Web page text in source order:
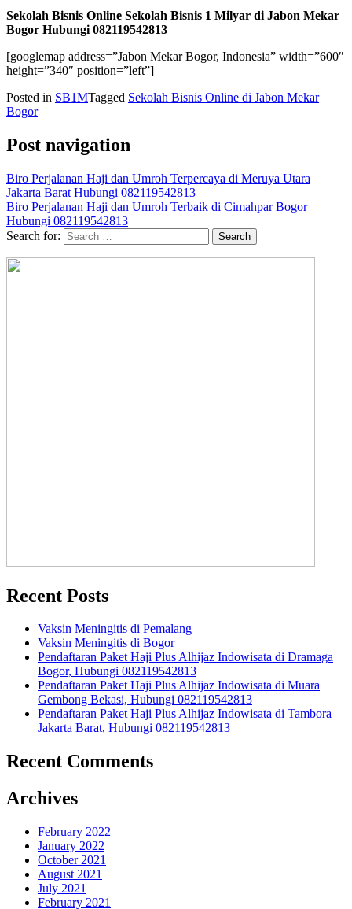
Sekolah Bisnis Online Sekolah Bisnis 1 Milyar di Jabon Mekar
Bogor Hubungi 082119542813
[googlemap address=”Jabon Mekar Bogor, Indonesia” width=”600″
height=”340″ position=”left”]
Posted in SB1MTagged Sekolah Bisnis Online di Jabon Mekar
Bogor
Post navigation
Biro Perjalanan Haji dan Umroh Terpercaya di Meruya Utara
Jakarta Barat Hubungi 082119542813
Biro Perjalanan Haji dan Umroh Terbaik di Cimahpar Bogor
Hubungi 082119542813
Search for:
Recent Posts
Vaksin Meningitis di Pemalang
Vaksin Meningitis di Bogor
Pendaftaran Paket Haji Plus Alhijaz Indowisata di Dramaga
Bogor, Hubungi 082119542813
Pendaftaran Paket Haji Plus Alhijaz Indowisata di Muara
Gembong Bekasi, Hubungi 082119542813
Pendaftaran Paket Haji Plus Alhijaz Indowisata di Tambora
Jakarta Barat, Hubungi 082119542813
Recent Comments
Archives
February 2022
January 2022
October 2021
August 2021
July 2021
February 2021